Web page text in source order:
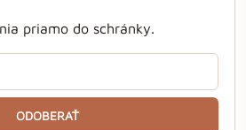
priamo do schránky.
ODOBERAŤ